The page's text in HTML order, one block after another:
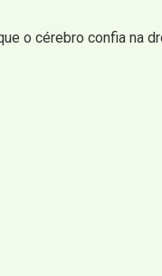
o cérebro confia na